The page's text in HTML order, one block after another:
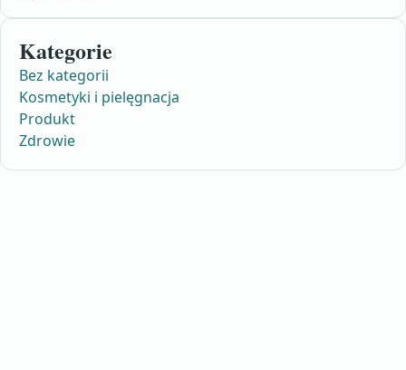
Kategorie
Bez kategorii
Kosmetyki i pielęgnacja
Produkt
Zdrowie